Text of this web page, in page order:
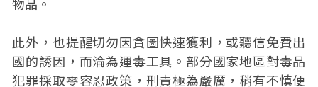
此外，也提醒切勿因貪圖快速獲利，或聽信免費出
國的誘因，而淪為運毒工具。部分國家地區對毒品
犯罪採取零容忍政策，刑責極為嚴厲，稍有不慎便